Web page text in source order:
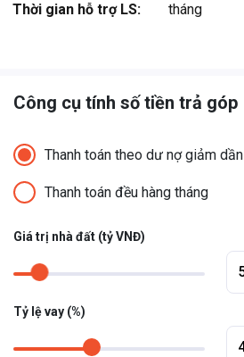
Xem thêm
Thời gian hỗ trợ LS: tháng
Công cụ tính số tiền trả góp
Thanh toán theo dư nợ giảm dần
Thanh toán đều hàng tháng
Giá trị nhà đất (tỷ VNĐ)
Tỷ lệ vay (%)